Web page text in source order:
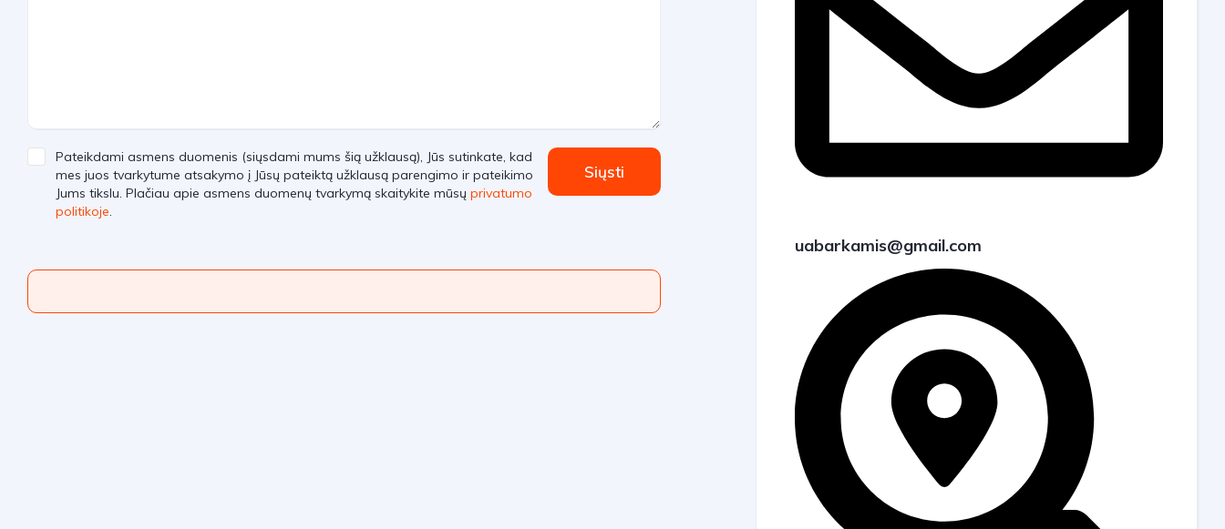
Pateikdami asmens duomenis (siųsdami mums šią užklausą), Jūs sutinkate, kad
mes juos tvarkytume atsakymo į Jūsų pateiktą užklausą parengimo ir pateikimo
Jums tikslu. Plačiau apie asmens duomenų tvarkymą skaitykite mūsų privatumo
politikoje.
Siųsti
uabarkamis@gmail.com